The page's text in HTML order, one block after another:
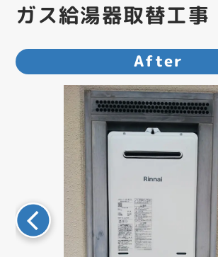
ガス給湯器取替工事
After